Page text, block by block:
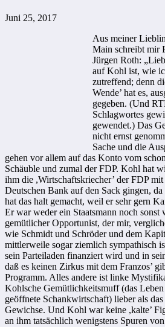
Juni 25, 2017
Aus meiner
Main schreibt mir
Jürgen Roth:
auf Kohl ist, wie
zutreffend; denn
Wende’ hat es,
gegeben. (Und
Schlagwortes
gewendet.) Das
nicht ernst
Sache und die
gehen vor allem auf das Konto vom
Schäuble und zumal der FDP. Kohl hat
ihm die ,Wirtschaftskriecher’ der FDP
Deutschen Bank auf den Sack gingen,
hat das halt gemacht, weil er sehr gern
Er war weder ein Staatsmann noch sonst
gemütlicher Opportunist, der mir,
wie Schmidt und Schröder und dem
mittlerweile sogar ziemlich sympathisch
sein Parteiladen finanziert wird und in
daß es keinen Zirkus mit dem Franzos’
Programm. Alles andere ist linke
Kohlsche Gemütlichkeitsmuff (das
geöffnete Schankwirtschaft) lieber als
Gewichse. Und Kohl war keine ,kalte’
an ihm tatsächlich wenigstens Spuren